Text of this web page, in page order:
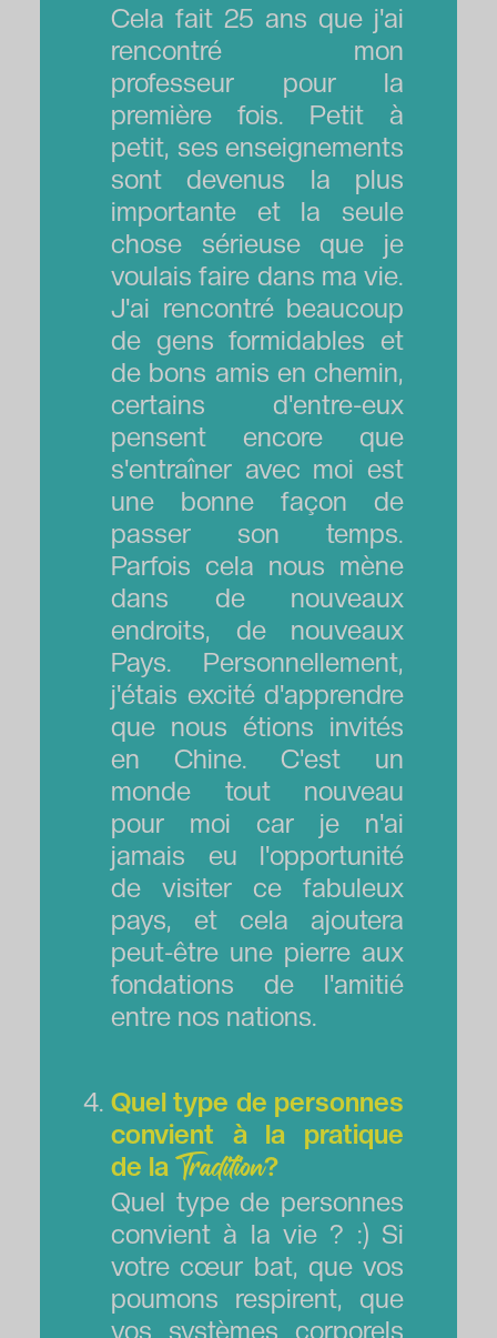
Cela fait 25 ans que j'ai
rencontré mon
professeur pour la
première fois. Petit à
petit, ses enseignements
sont devenus la plus
importante et la seule
chose sérieuse que je
voulais faire dans ma vie.
J'ai rencontré beaucoup
de gens formidables et
de bons amis en chemin,
certains d'entre-eux
pensent encore que
s'entraîner avec moi est
une bonne façon de
passer son temps.
Parfois cela nous mène
dans de nouveaux
endroits, de nouveaux
Pays. Personnellement,
j'étais excité d'apprendre
que nous étions invités
en Chine. C'est un
monde tout nouveau
pour moi car je n'ai
jamais eu l'opportunité
de visiter ce fabuleux
pays, et cela ajoutera
peut-être une pierre aux
fondations de l'amitié
entre nos nations.
Quel type de personnes
convient à la pratique
de la Tradition?
Quel type de personnes
convient à la vie ? :) Si
votre cœur bat, que vos
poumons respirent, que
vos systèmes corporels